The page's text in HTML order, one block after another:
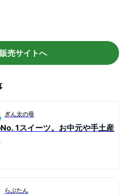
ット (ソルブレン
× 2袋)
販売サイトへ
ぎん太の母
1スイーツ。お中元や手土産
らぶたん